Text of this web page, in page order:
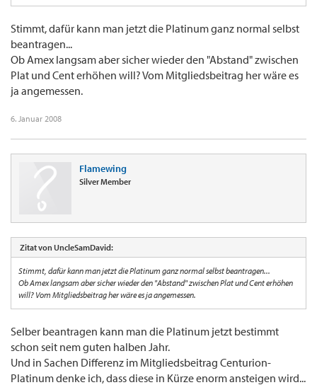
Stimmt, dafür kann man jetzt die Platinum ganz normal selbst
beantragen...
Ob Amex langsam aber sicher wieder den "Abstand" zwischen
Plat und Cent erhöhen will? Vom Mitgliedsbeitrag her wäre es
ja angemessen.
6. Januar 2008
Flamewing
Silver Member
Zitat von UncleSamDavid:
Stimmt, dafür kann man jetzt die Platinum ganz normal selbst beantragen...
Ob Amex langsam aber sicher wieder den "Abstand" zwischen Plat und Cent erhöhen
will? Vom Mitgliedsbeitrag her wäre es ja angemessen.
Selber beantragen kann man die Platinum jetzt bestimmt
schon seit nem guten halben Jahr.
Und in Sachen Differenz im Mitgliedsbeitrag Centurion-
Platinum denke ich, dass diese in Kürze enorm ansteigen wird...